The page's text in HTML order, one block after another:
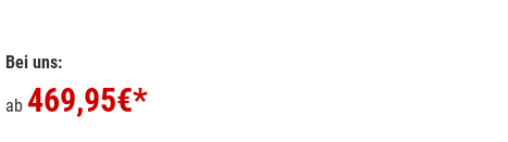
Bei uns:
ab 469,95€*